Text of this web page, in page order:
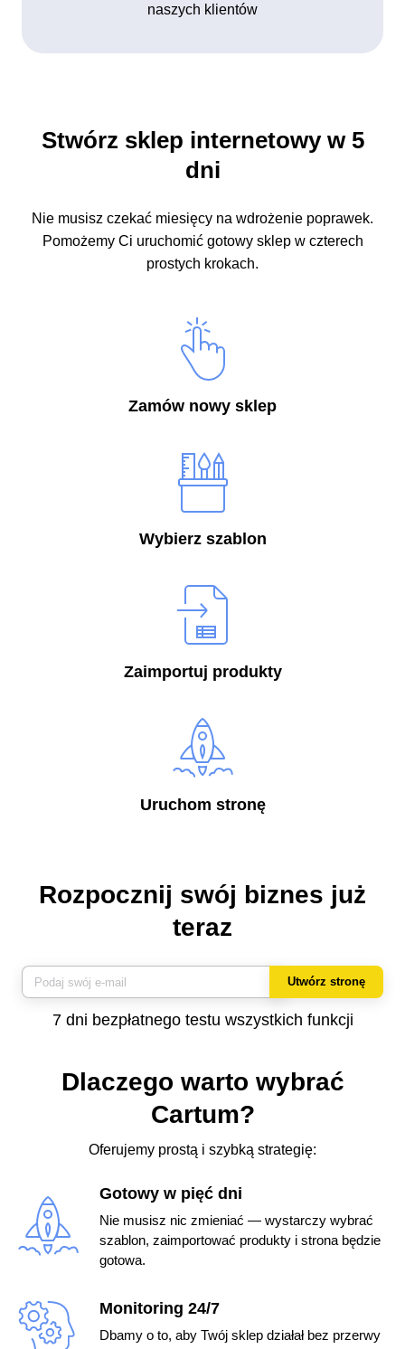
naszych klientów
Stwórz sklep internetowy w 5
dni
Nie musisz czekać miesięcy na wdrożenie poprawek.
Pomożemy Ci uruchomić gotowy sklep w czterech
prostych krokach.
Zamów nowy sklep
Wybierz szablon
Zaimportuj produkty
Uruchom stronę
Rozpocznij swój biznes już
teraz
Utwórz stronę
7 dni bezpłatnego testu wszystkich funkcji
Dlaczego warto wybrać
Cartum?
Oferujemy prostą i szybką strategię:
Gotowy w pięć dni
Nie musisz nic zmieniać — wystarczy wybrać
szablon, zaimportować produkty i strona będzie
gotowa.
Monitoring 24/7
Dbamy o to, aby Twój sklep działał bez przerwy